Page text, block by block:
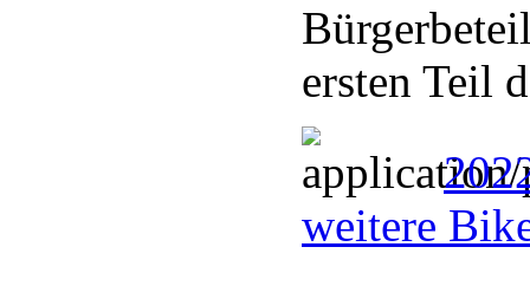
ersten Teil
weitere